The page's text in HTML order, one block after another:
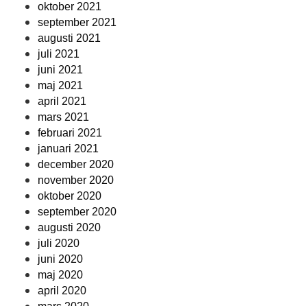
oktober 2021
september 2021
augusti 2021
juli 2021
juni 2021
maj 2021
april 2021
mars 2021
februari 2021
januari 2021
december 2020
november 2020
oktober 2020
september 2020
augusti 2020
juli 2020
juni 2020
maj 2020
april 2020